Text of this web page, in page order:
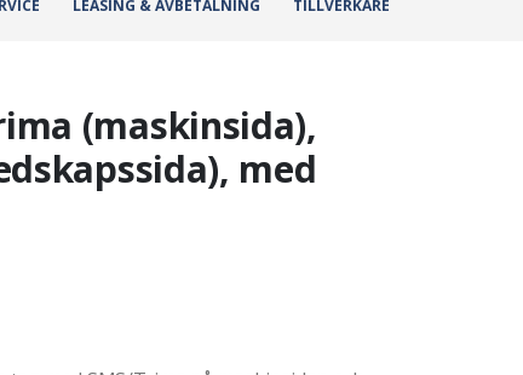
LEASING & AVBETALNING TILLVERKARE
(maskinsida),
med